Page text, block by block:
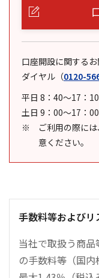
口座開設に関する
ダイヤル （0120-
平日 8：40～17：10
土日 9：00～17：
ご利用の際に
意ください。
手数料等およびリ
当社で取扱う商
の手数料等（国